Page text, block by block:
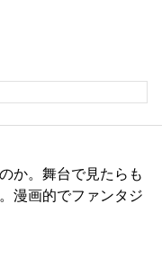
か。舞台で見たらも
漫画的でファンタジ